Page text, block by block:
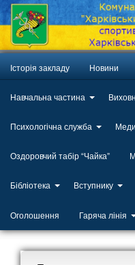
Історія закладу Новини
Навчальна частина
Психологічна служба
Оздоровчий табір “Чайка”
Бібліотека Вступнику
Оголошення Гаряча лінія